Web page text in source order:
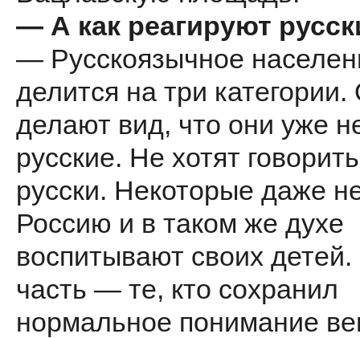
— А как реагируют
— Русскоязычное
делится на три
делают вид, что они уже
русские. Не хотят
русски. Некоторые даже
Россию и в таком же духе
воспитывают своих
часть — те, кто сохранил
нормальное понимание